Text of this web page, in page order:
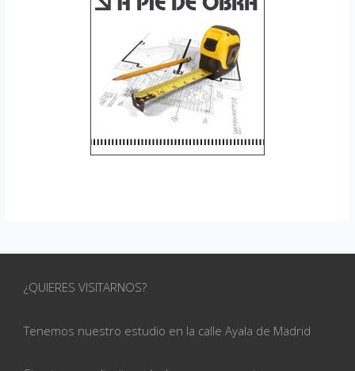
¿QUIERES VISITARNOS?
Tenemos nuestro estudio en la calle Ayala de Madrid